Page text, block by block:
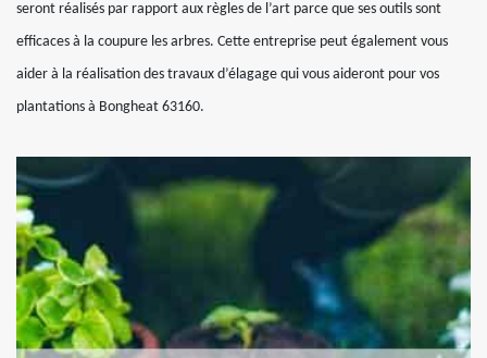
seront réalisés par rapport aux règles de l’art parce que ses outils sont
efficaces à la coupure les arbres. Cette entreprise peut également vous
aider à la réalisation des travaux d’élagage qui vous aideront pour vos
plantations à Bongheat 63160.